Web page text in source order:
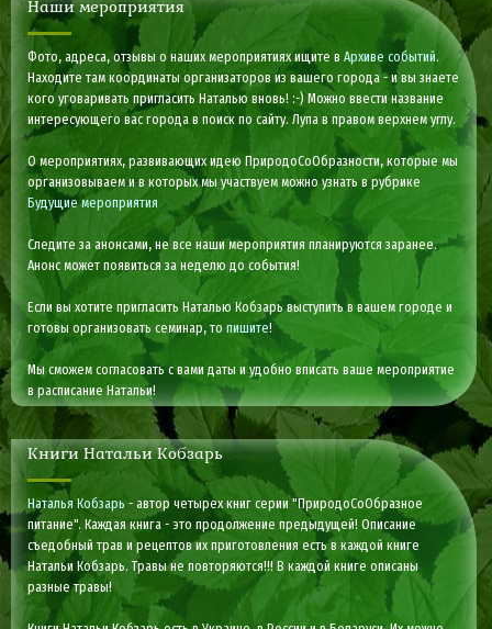
Наши мероприятия
Фото, адреса, отзывы о наших мероприятиях ищите вАрхиве событий.
Находите там координаты организаторов из вашего города - и вы знаете
кого уговаривать пригласить Наталью вновь! :-) Можно ввести название
интересующего вас города в поиск по сайту. Лупа в правом верхнем углу.
О мероприятиях, развивающих идею ПриродоСоОбразности, которые мы
организовываем и в которых мы участвуем можно узнать в рубрике
Будущие мероприятия
Следите за анонсами, не все наши мероприятия планируются заранее.
Анонс может появиться за неделю до события!
Если вы хотите пригласить Наталью Кобзарь выступить в вашем городе и
готовы организовать семинар, топишите!
Мы сможем согласовать с вами даты и удобно вписать ваше мероприятие
в расписание Натальи!
Книги Натальи Кобзарь
Наталья Кобзарь - автор четырех книг серии "ПриродоСоОбразное
питание". Каждая книга - это продолжение предыдущей! Описание
съедобный трав и рецептов их приготовления есть в каждой книге
Натальи Кобзарь. Травы не повторяются!!! В каждой книге описаны
разные травы!